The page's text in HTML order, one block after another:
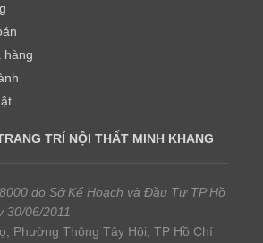
hàng
TRÍ NỘI THẤT MINH KHANG
do Sở Kế Hoạch và Đầu Tư TP Hồ
30/06/2011
Phường Thông Tây Hội, TP Hồ Chí